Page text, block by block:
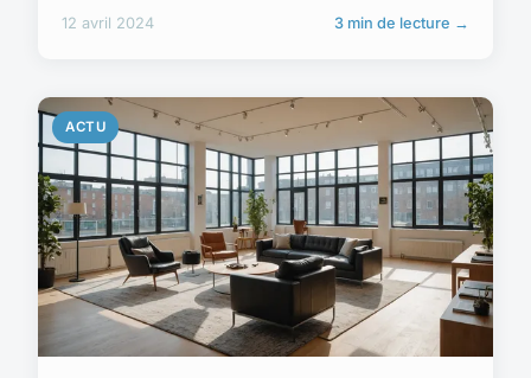
12 avril 2024 3 min de lecture →
ACTU